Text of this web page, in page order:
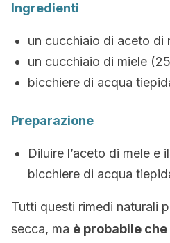
Ingredienti
un cucchiaio di aceto di
un cucchiaio di miele
bicchiere di acqua
Preparazione
Diluire l’aceto di mele e
bicchiere di acqua
Tutti questi rimedi naturali
secca, ma è probabile